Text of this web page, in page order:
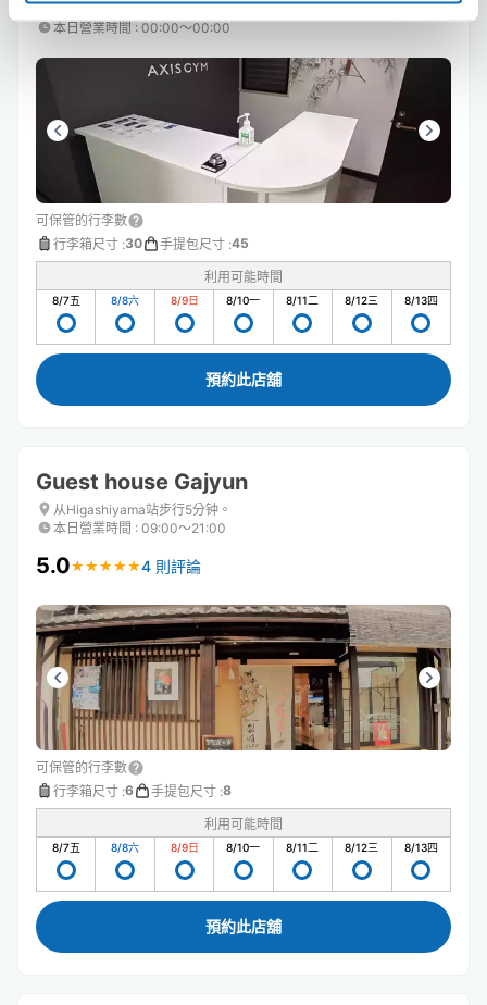
从Karasuma Oike站步行3分钟。
本日營業時間 : 00:00〜00:00
可保管的行李數
行李箱尺寸 :30 手提包尺寸 :45
利用可能時間
8/7五 8/8六 8/9日 8/10一 8/11二 8/12三 8/13四
預約此店舖
Guest house Gajyun
从Higashiyama站步行5分钟。
本日營業時間 : 09:00〜21:00
5.0★ ★ ★ ★ ★
★ ★ ★ ★ ★4 則評論
可保管的行李數
行李箱尺寸 :6 手提包尺寸 :8
利用可能時間
8/7五 8/8六 8/9日 8/10一 8/11二 8/12三 8/13四
預約此店舖